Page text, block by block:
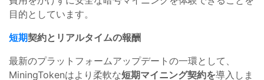
目的としています。
短期契約とリアルタイムの報酬
最新のプラットフォームアップデートの一環として、
MiningTokenはより柔軟な短期マイニング契約を導入しま